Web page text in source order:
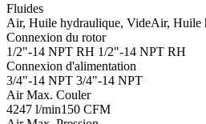
Fluides
Air, Huile hydraulique, VideAir, Huile
Connexion du rotor
1/2"-14 NPT RH 1/2"-14 NPT RH
Connexion d'alimentation
3/4"-14 NPT 3/4"-14 NPT
Air Max. Couler
4247 l/min150 CFM